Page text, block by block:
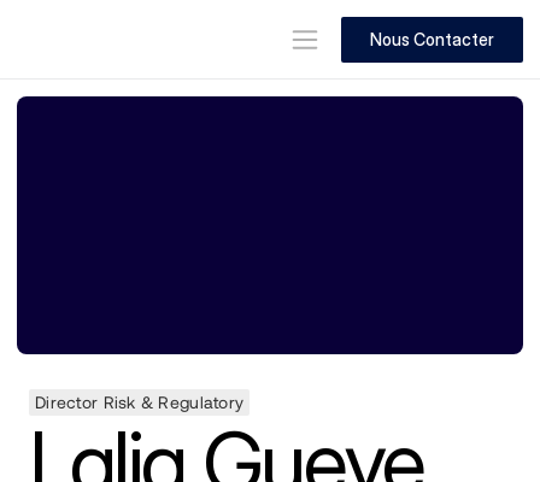
Nous Contacter
Director Risk & Regulatory